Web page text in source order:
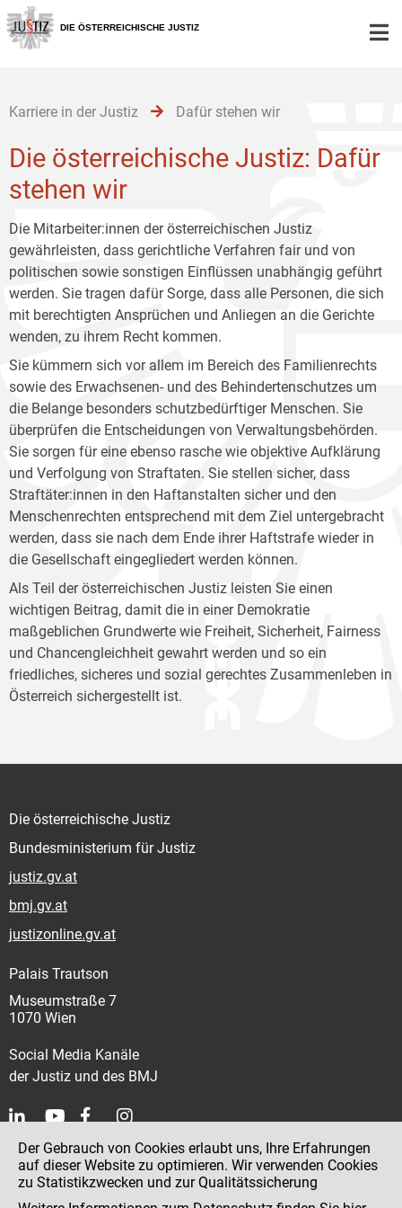
Zur
Hauptnavigation
[1]
Zum
Inhalt
[2]
Zum
Untermenü
[3]
DIE ÖSTERREICHISCHE JUSTIZ
Karriere in der Justiz Dafür stehen wir
Die österreichische Justiz: Dafür
stehen wir
Die Mitarbeiter:innen der österreichischen Justiz
gewährleisten, dass gerichtliche Verfahren fair und von
politischen sowie sonstigen Einflüssen unabhängig geführt
werden. Sie tragen dafür Sorge, dass alle Personen, die sich
mit berechtigten Ansprüchen und Anliegen an die Gerichte
wenden, zu ihrem Recht kommen.
Sie kümmern sich vor allem im Bereich des Familienrechts
sowie des Erwachsenen- und des Behindertenschutzes um
die Belange besonders schutzbedürftiger Menschen. Sie
überprüfen die Entscheidungen von Verwaltungsbehörden.
Sie sorgen für eine ebenso rasche wie objektive Aufklärung
und Verfolgung von Straftaten. Sie stellen sicher, dass
Straftäter:innen in den Haftanstalten sicher und den
Menschenrechten entsprechend mit dem Ziel untergebracht
werden, dass sie nach dem Ende ihrer Haftstrafe wieder in
die Gesellschaft eingegliedert werden können.
Als Teil der österreichischen Justiz leisten Sie einen
wichtigen Beitrag, damit die in einer Demokratie
maßgeblichen Grundwerte wie Freiheit, Sicherheit, Fairness
und Chancengleichheit gewahrt werden und so ein
friedliches, sicheres und sozial gerechtes Zusammenleben in
Österreich sichergestellt ist.
Die österreichische Justiz
Bundesministerium für Justiz
justiz.gv.at
bmj.gv.at
justizonline.gv.at
Palais Trautson
Museumstraße 7
1070 Wien
Social Media Kanäle
der Justiz und des BMJ
Kontakt
Impressum
Der Gebrauch von Cookies erlaubt uns, Ihre Erfahrungen
auf dieser Website zu optimieren. Wir verwenden Cookies
zu Statistikzwecken und zur Qualitätssicherung